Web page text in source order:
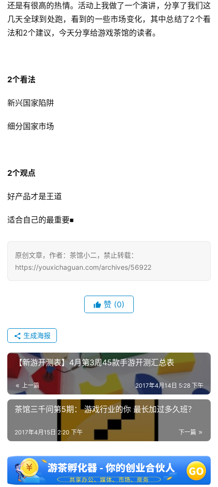
游
戏
手
游
游
戏
闲
戏
0
三
奖
7
3
0
还是有很高的热情。活动上我做了一个演讲，分享了我们这
几天全球到处跑，看到的一些市场变化，其中总结了2个看
法和2个建议，今天分享给游戏茶馆的读者。
2个看法
新兴国家陷阱
细分国家市场
2个观点
好产品才是王道
适合自己的最重要■
原创文章，作者：茶馆小二，禁止转载：
https://youxichaguan.com/archives/56922
赞 (0)
生成海报
【新游开测表】4月第3周45款手游开测汇总表
上一篇 2017年4月14日 5:28 下午
茶馆三千问第5期： 游戏行业的你 最长加过多久班？
下一篇
2017年4月15日 2:20 下午